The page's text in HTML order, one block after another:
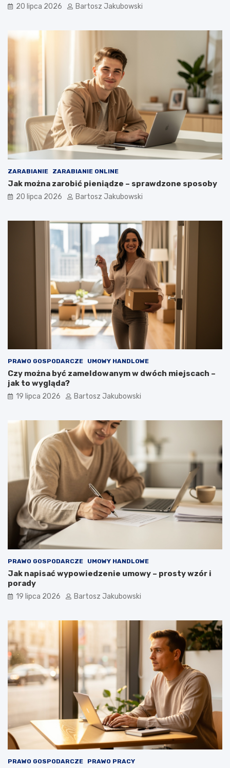
20 lipca 2026 Bartosz Jakubowski
ZARABIANIE ZARABIANIE ONLINE
Jak można zarobić pieniądze – sprawdzone sposoby
20 lipca 2026 Bartosz Jakubowski
PRAWO GOSPODARCZE UMOWY HANDLOWE
Czy można być zameldowanym w dwóch miejscach –
jak to wygląda?
19 lipca 2026 Bartosz Jakubowski
PRAWO GOSPODARCZE UMOWY HANDLOWE
Jak napisać wypowiedzenie umowy – prosty wzór i
porady
19 lipca 2026 Bartosz Jakubowski
PRAWO GOSPODARCZE PRAWO PRACY